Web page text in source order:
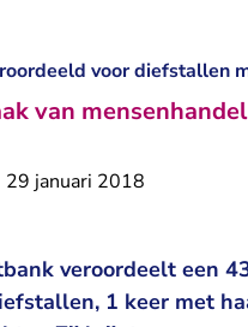
voor diefstallen
van mensenhandel
29 januari 2018
veroordeelt een
1 keer met